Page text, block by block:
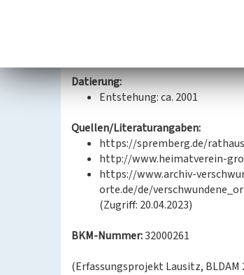
Aufschrift 1346 Gross Buckow
Devastierung. Der Findling
Erinnerungsortes gibt es auch
Versammlungen und
Datierung:
Entstehung: ca. 2001
Quellen/Literaturangaben:
https://spremberg.de/
http://www.heimatverein-
https://www.archiv-
orte.de/de/
(Zugriff: 20.04.2023)
BKM-Nummer:32000261
(Erfassungsprojekt Lausitz, BLDAM